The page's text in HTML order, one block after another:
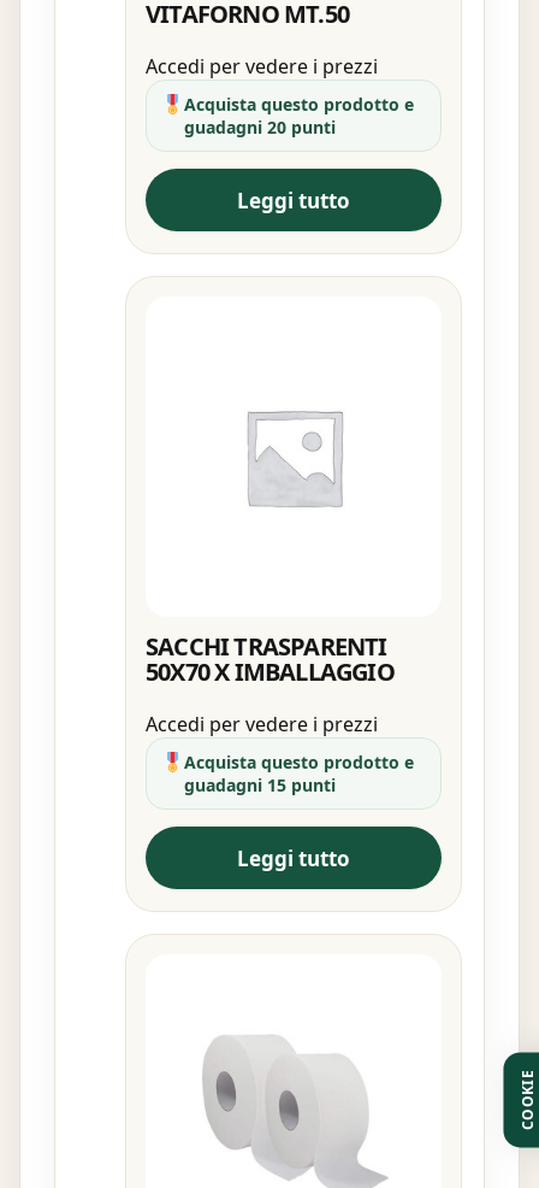
VITAFORNO MT.50
Accedi per vedere i prezzi
Acquista questo prodotto e
guadagni 20 punti
Leggi tutto
SACCHI TRASPARENTI
50X70 X IMBALLAGGIO
Accedi per vedere i prezzi
Acquista questo prodotto e
guadagni 15 punti
Leggi tutto
COOKIE